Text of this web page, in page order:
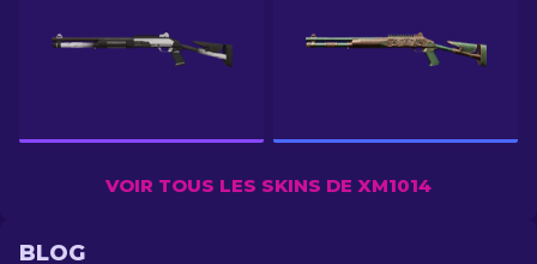
VOIR TOUS LES SKINS DE XM1014
BLOG